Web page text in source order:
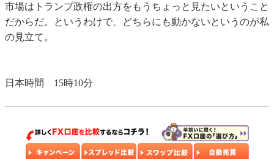
市場はトランプ政権の出方をもうちょっと見たいということ
だからだ。というわけで、どちらにも動かないというのが私
の見立て。
日本時間 15時10分